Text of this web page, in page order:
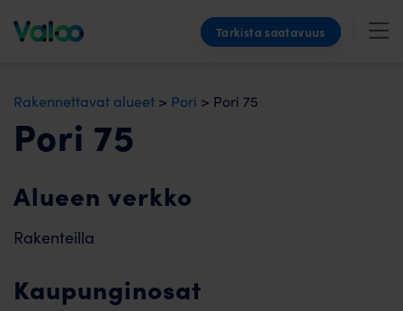
Tarkista saatavuus
Rakennettavat alueet > Pori > Pori 75
Pori 75
Alueen verkko
Rakenteilla
Kaupunginosat